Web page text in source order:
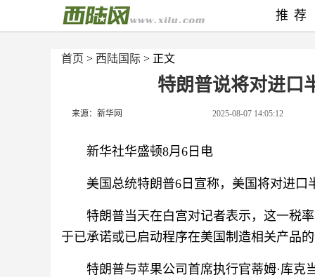
首页 > 西陆国际 > 正文
特朗普说将对进口
来源：新华网 2025-08-07 14:05:12
新华社华盛顿8月6日电
美国总统特朗普6日宣称，美国将对进
特朗普当天在白宫对记者表示，这一税
于已承诺或已启动程序在美国制造相关产品
特朗普与苹果公司首席执行官蒂姆·库克
推荐